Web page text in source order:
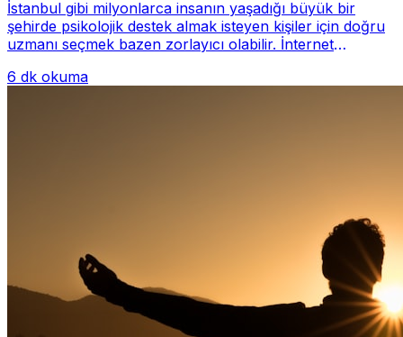
İstanbul gibi milyonlarca insanın yaşadığı büyük bir
şehirde psikolojik destek almak isteyen kişiler için doğru
uzmanı seçmek bazen zorlayıcı olabilir. İnternet
6 dk okuma